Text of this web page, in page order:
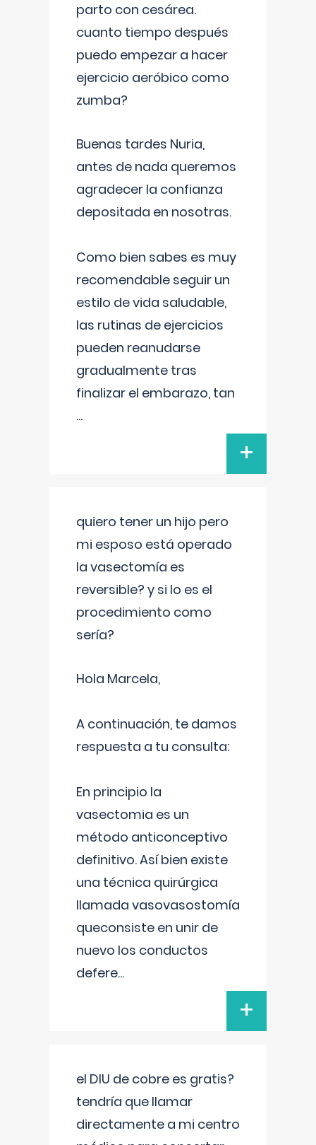
parto con cesárea.
cuanto tiempo después
puedo empezar a hacer
ejercicio aeróbico como
zumba?
Buenas tardes Nuria,
antes de nada queremos
agradecer la confianza
depositada en nosotras.
Como bien sabes es muy
recomendable seguir un
estilo de vida saludable,
las rutinas de ejercicios
pueden reanudarse
gradualmente tras
finalizar el embarazo, tan
...
+
quiero tener un hijo pero
mi esposo está operado
la vasectomía es
reversible? y si lo es el
procedimiento como
sería?
Hola Marcela,
A continuación, te damos
respuesta a tu consulta:
En principio la
vasectomia es un
método anticonceptivo
definitivo. Así bien existe
una técnica quirúrgica
llamada vasovasostomía
queconsiste en unir de
nuevo los conductos
defere...
+
el DIU de cobre es gratis?
tendría que llamar
directamente a mi centro